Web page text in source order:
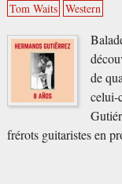
Tom Waits Western
de
celui-
frérots guitaristes en